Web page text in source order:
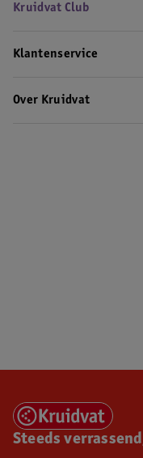
Kruidvat Club
Klantenservice
Over Kruidvat
Steeds